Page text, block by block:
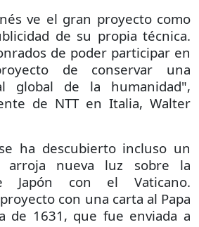
ve el gran proyecto como
de su propia técnica.
de poder participar en
de conservar una
global de la humanidad",
de NTT en Italia, Walter
ha descubierto incluso un
arroja nueva luz sobre la
Japón con el Vaticano.
con una carta al Papa
de 1631, que fue enviada a